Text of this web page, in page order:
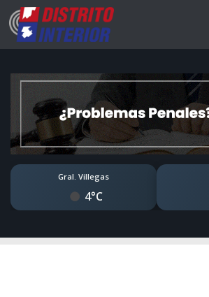
Gral. Villegas
4°C